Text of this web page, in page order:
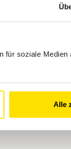
für soziale Medien
Alle